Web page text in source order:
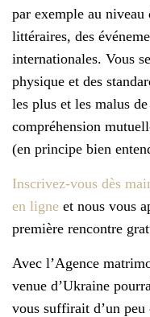
par exemple au niveau
littéraires, des
internationales. Vous
physique et des
les plus et les malus
compréhension
(en principe bien
Inscrivez-vous dès
en ligne et nous vous
première rencontre
Avec l’Agence
venue d’Ukraine
vous suffirait d’un peu